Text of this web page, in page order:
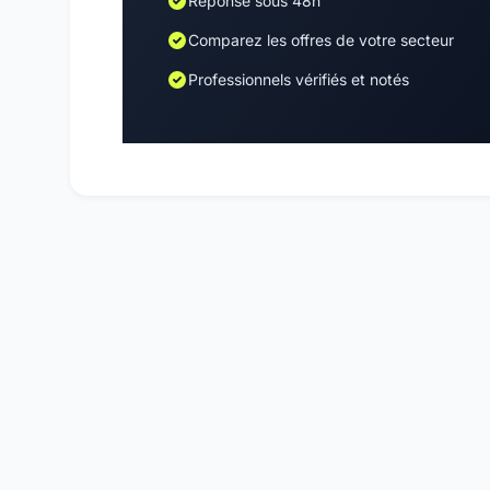
Comparez les offres de votre secteur
Professionnels vérifiés et notés